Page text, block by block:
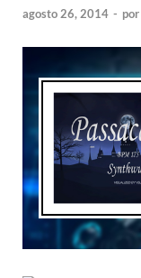
agosto 26, 2014 - por